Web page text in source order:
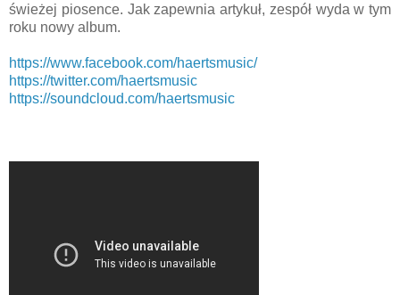
świeżej piosence. Jak zapewnia artykuł, zespół wyda w tym
roku nowy album.
https://www.facebook.com/haertsmusic/
https://twitter.com/haertsmusic
https://soundcloud.com/haertsmusic